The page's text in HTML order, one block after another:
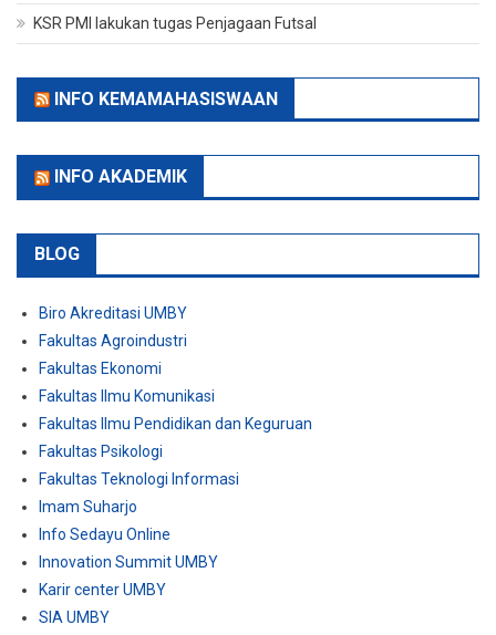
KSR PMI lakukan tugas Penjagaan Futsal
INFO KEMAMAHASISWAAN
INFO AKADEMIK
BLOG
Biro Akreditasi UMBY
Fakultas Agroindustri
Fakultas Ekonomi
Fakultas Ilmu Komunikasi
Fakultas Ilmu Pendidikan dan Keguruan
Fakultas Psikologi
Fakultas Teknologi Informasi
Imam Suharjo
Info Sedayu Online
Innovation Summit UMBY
Karir center UMBY
SIA UMBY